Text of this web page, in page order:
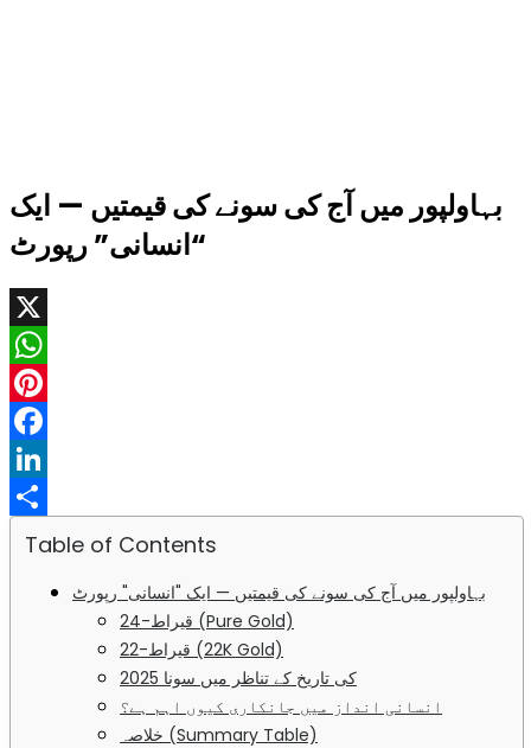
بہاولپور میں آج کی سونے کی قیمتیں — ایک
“انسانی” رپورٹ
X
WhatsApp
Pinterest
Facebook
LinkedIn
Share
Table of Contents
بہاولپور میں آج کی سونے کی قیمتیں — ایک "انسانی" رپورٹ
24-قیراط (Pure Gold)
22-قیراط (22K Gold)
2025 کی تاریخ کے تناظر میں سونا
انسانی انداز میں جانکاری کیوں اہم ہے؟
خلاصہ (Summary Table)